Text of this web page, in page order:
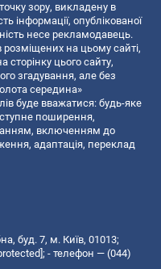
зору, викладену в
інформації, опублікованої
несе рекламодавець.
розміщених на цьому сайті,
сторінку цього сайту,
згадування, але без
середина»
буде вважатися: будь-яке
поширення,
включенням до
адаптація, переклад
буд. 7, м. Київ, 01013;
; - телефон — (044)